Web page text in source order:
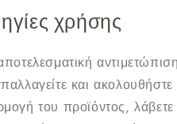
χρήσης
και
του προϊόντος,